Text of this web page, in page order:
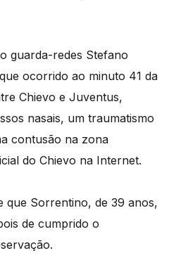
guarda-redes Stefano
ocorrido ao minuto 41 da
Chievo e Juventus,
nasais, um traumatismo
contusão na zona
do Chievo na Internet.
que Sorrentino, de 39 anos,
de cumprido o